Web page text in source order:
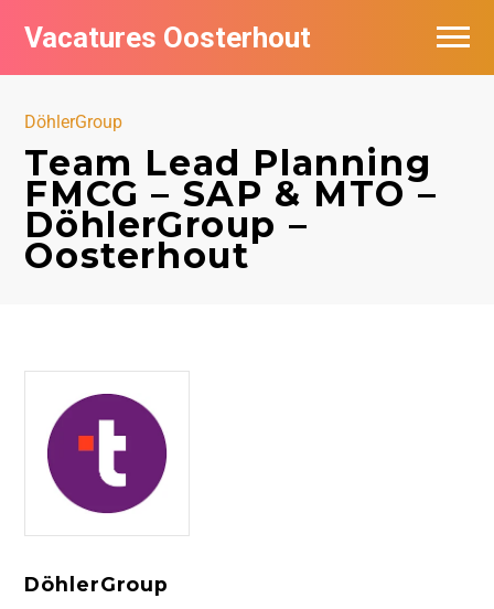
Vacatures Oosterhout
DöhlerGroup
Team Lead Planning
FMCG – SAP & MTO –
DöhlerGroup –
Oosterhout
DöhlerGroup
Vacatures per bedrijf